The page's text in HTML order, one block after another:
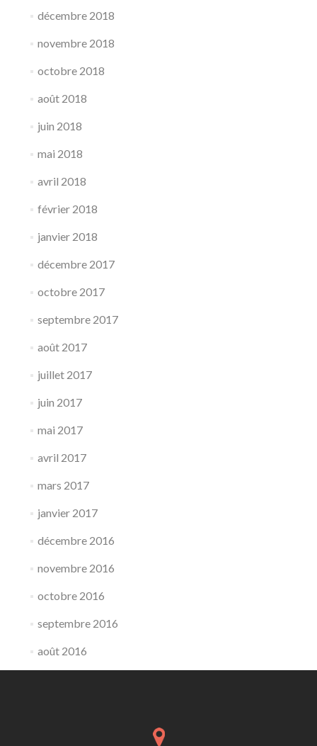
décembre 2018
novembre 2018
octobre 2018
août 2018
juin 2018
mai 2018
avril 2018
février 2018
janvier 2018
décembre 2017
octobre 2017
septembre 2017
août 2017
juillet 2017
juin 2017
mai 2017
avril 2017
mars 2017
janvier 2017
décembre 2016
novembre 2016
octobre 2016
septembre 2016
août 2016